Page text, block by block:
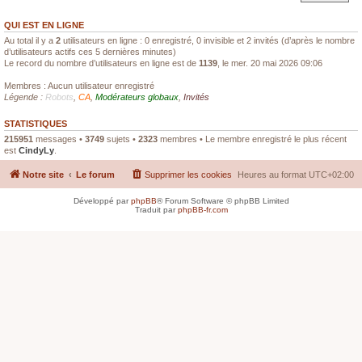
QUI EST EN LIGNE
Au total il y a 2 utilisateurs en ligne : 0 enregistré, 0 invisible et 2 invités (d’après le nombre
d’utilisateurs actifs ces 5 dernières minutes)
Le record du nombre d’utilisateurs en ligne est de 1139 , le mer. 20 mai 2026 09:06
Membres : Aucun utilisateur enregistré
Légende : Robots CA Modérateurs globaux Invités
STATISTIQUES
215951 messages • 3749 sujets • 2323 membres • Le membre enregistré le plus récent
est CindyLy
Notre site Le forum Heures au format UTC+02:00
Supprimer les cookies
Développé parphpBB® Forum Software © phpBB Limited
Traduit parphpBB-fr.com